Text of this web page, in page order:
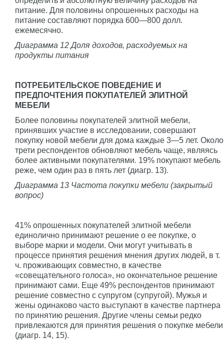
питание. Для половины опрошенных расходы на
питание составляют порядка 600—800 долл.
ежемесячно.
Диаграмма 12 Доля доходов, расходуемых на
продукты питания
ПОТРЕБИТЕЛЬСКОЕ ПОВЕДЕНИЕ И
ПРЕДПОЧТЕНИЯ ПОКУПАТЕЛЕЙ ЭЛИТНОЙ
МЕБЕЛИ
Более половины покупателей элитной мебели,
принявших участие в исследовании, совершают
покупку новой мебели для дома каждые 3—5 лет. Около
трети респондентов обновляют мебель чаще, являясь
более активными покупателями. 19% покупают мебель
реже, чем один раз в пять лет (диагр. 13).
Диаграмма 13 Частота покупки мебели (закрытый
вопрос)
41% опрошенных покупателей элитной мебели
единолично принимают решение о ее покупке, о
выборе марки и модели. Они могут учитывать в
процессе принятия решения мнения других людей, в т.
ч. проживающих совместно, в качестве
«совещательного голоса», но окончательное решение
принимают сами. Еще 49% респондентов принимают
решение совместно с супругом (супругой). Мужья и
жены одинаково часто выступают в качестве партнера
по принятию решения. Другие члены семьи редко
привлекаются для принятия решения о покупке мебели
(диагр. 14, 15).